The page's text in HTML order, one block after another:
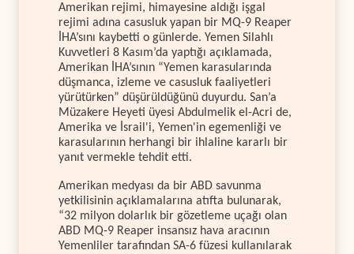
Amerikan rejimi, himayesine aldığı işgal
rejimi adına casusluk yapan bir MQ-9 Reaper
İHA’sını kaybetti o günlerde. Yemen Silahlı
Kuvvetleri 8 Kasım’da yaptığı açıklamada,
Amerikan İHA’sının “Yemen karasularında
düşmanca, izleme ve casusluk faaliyetleri
yürütürken” düşürüldüğünü duyurdu. San’a
Müzakere Heyeti üyesi Abdulmelik el-Acri de,
Amerika ve İsrail'i, Yemen'in egemenliği ve
karasularının herhangi bir ihlaline kararlı bir
yanıt vermekle tehdit etti.
Amerikan medyası da bir ABD savunma
yetkilisinin açıklamalarına atıfta bulunarak,
“32 milyon dolarlık bir gözetleme uçağı olan
ABD MQ-9 Reaper insansız hava aracının
Yemenliler tarafından SA-6 füzesi kullanılarak